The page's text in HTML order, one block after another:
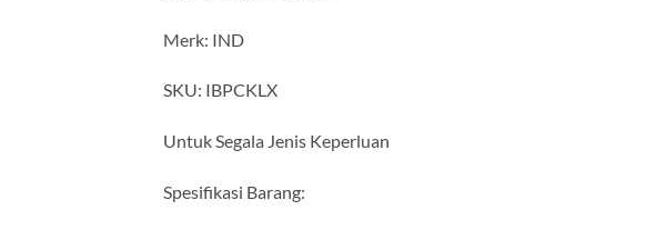
Merk: IND
SKU: IBPCKLX
Untuk Segala Jenis Keperluan
Spesifikasi Barang: